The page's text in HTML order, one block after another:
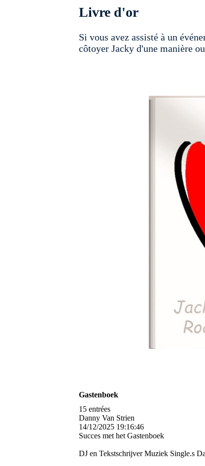
Livre d'or
Si vous avez assisté à un
côtoyer Jacky d'une manière
Gastenboek
15 entrées
Danny Van Strien
14/12/2025 19:16:46
Succes met het Gastenboek
DJ en Tekstschrijver Muziek Single.s